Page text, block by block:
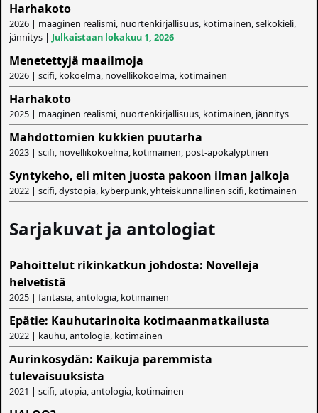
Harhakoto
2026 | maaginen realismi, nuortenkirjallisuus, kotimainen, selkokieli,
jännitys | Julkaistaan lokakuu 1, 2026
Menetettyjä maailmoja
2026 | scifi, kokoelma, novellikokoelma, kotimainen
Harhakoto
2025 | maaginen realismi, nuortenkirjallisuus, kotimainen, jännitys
Mahdottomien kukkien puutarha
2023 | scifi, novellikokoelma, kotimainen, post-apokalyptinen
Syntykeho, eli miten juosta pakoon ilman jalkoja
2022 | scifi, dystopia, kyberpunk, yhteiskunnallinen scifi, kotimainen
Sarjakuvat ja antologiat
Pahoittelut rikinkatkun johdosta: Novelleja
helvetistä
2025 | fantasia, antologia, kotimainen
Epätie: Kauhutarinoita kotimaanmatkailusta
2022 | kauhu, antologia, kotimainen
Aurinkosydän: Kaikuja paremmista
tulevaisuuksista
2021 | scifi, utopia, antologia, kotimainen